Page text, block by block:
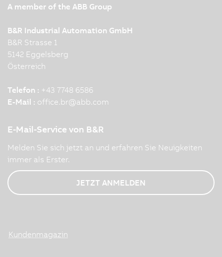
A member of the ABB Group
B&R Industrial Automation GmbH
B&R Strasse 1
5142 Eggelsberg
Österreich
Telefon : +43 7748 6586
E-Mail : office.br@abb.com
E-Mail-Service von B&R
Melden Sie sich jetzt an und erfahren Sie Neuigkeiten
immer als Erster.
JETZT ANMELDEN
Kundenmagazin